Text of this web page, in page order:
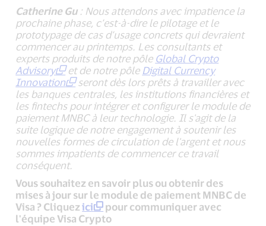
Catherine Gu: Nous attendons avec impatience la
prochaine phase, c’est-à-dire le pilotage et le
prototypage de cas d’usage concrets qui devraient
commencer au printemps. Les consultants et
experts produits de notre pôle Global Crypto
Advisory
et de notre pôle Digital Currency
Innovation
seront dès lors prêts à travailler avec
les banques centrales, les institutions financières et
les fintechs pour intégrer et configurer le module de
paiement MNBC à leur technologie. Il s'agit de la
suite logique de notre engagement à soutenir les
nouvelles formes de circulation de l'argent et nous
sommes impatients de commencer ce travail
conséquent.
Vous souhaitez en savoir plus ou obtenir des
mises à jour sur le module de paiement MNBC de
Visa ? Cliquezici
pour communiquer avec
l'équipe Visa Crypto